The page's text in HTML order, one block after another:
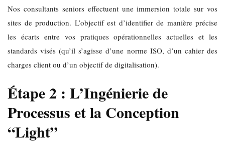
Nos consultants seniors effectuent une immersion totale sur vos
sites de production. L’objectif est d’identifier de manière précise
les écarts entre vos pratiques opérationnelles actuelles et les
standards visés (qu’il s’agisse d’une norme ISO, d’un cahier des
charges client ou d’un objectif de digitalisation).
Étape 2 : L’Ingénierie de
Processus et la Conception
“Light”